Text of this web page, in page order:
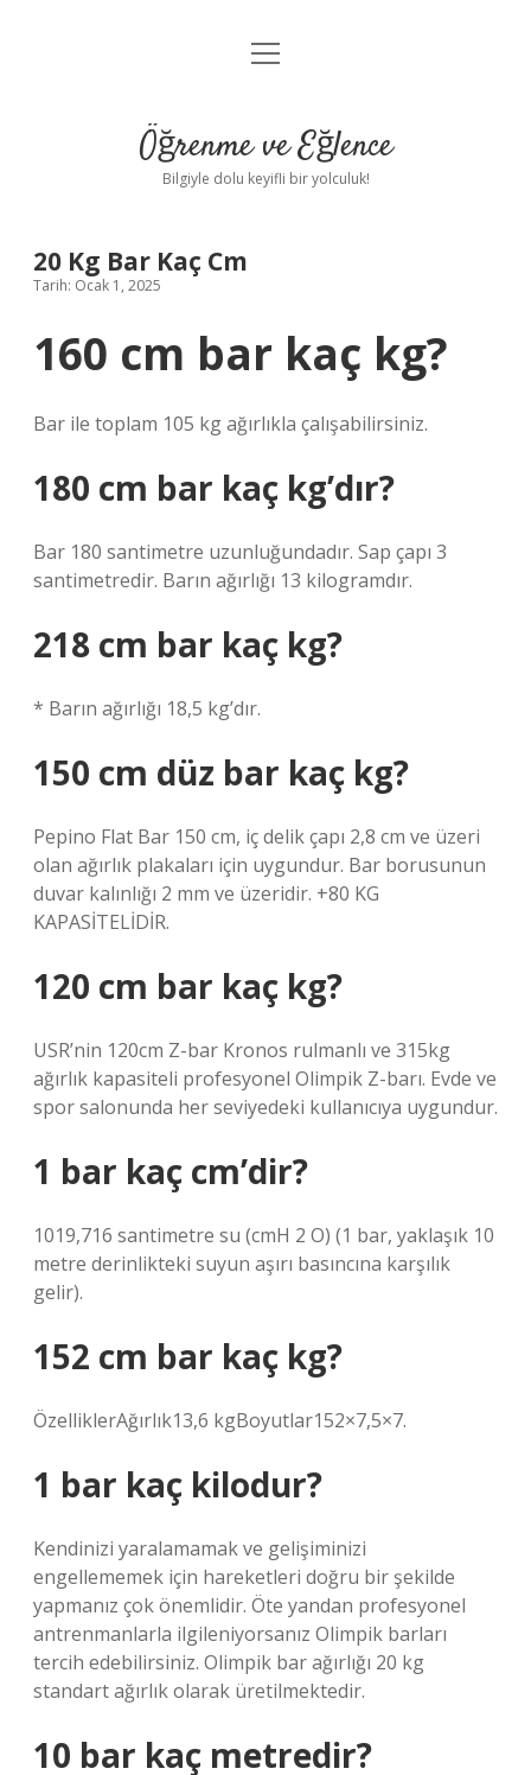
Anasayfa
Yasal Uyarı
menüyü
Öğrenme ve Eğlence
Bilgiyle dolu keyifli bir yolculuk!
20 Kg Bar Kaç Cm
Tarih: Ocak 1, 2025
160 cm bar kaç kg?
Bar ile toplam 105 kg ağırlıkla çalışabilirsiniz.
180 cm bar kaç kg’dır?
Bar 180 santimetre uzunluğundadır. Sap çapı 3
santimetredir. Barın ağırlığı 13 kilogramdır.
218 cm bar kaç kg?
* Barın ağırlığı 18,5 kg’dır.
150 cm düz bar kaç kg?
Pepino Flat Bar 150 cm, iç delik çapı 2,8 cm ve üzeri
olan ağırlık plakaları için uygundur. Bar borusunun
duvar kalınlığı 2 mm ve üzeridir. +80 KG
KAPASİTELİDİR.
120 cm bar kaç kg?
USR’nin 120cm Z-bar Kronos rulmanlı ve 315kg
ağırlık kapasiteli profesyonel Olimpik Z-barı. Evde ve
spor salonunda her seviyedeki kullanıcıya uygundur.
1 bar kaç cm’dir?
1019,716 santimetre su (cmH 2 O) (1 bar, yaklaşık 10
metre derinlikteki suyun aşırı basıncına karşılık
gelir).
152 cm bar kaç kg?
ÖzelliklerAğırlık13,6 kgBoyutlar152×7,5×7.
1 bar kaç kilodur?
Kendinizi yaralamamak ve gelişiminizi
engellememek için hareketleri doğru bir şekilde
yapmanız çok önemlidir. Öte yandan profesyonel
antrenmanlarla ilgileniyorsanız Olimpik barları
tercih edebilirsiniz. Olimpik bar ağırlığı 20 kg
standart ağırlık olarak üretilmektedir.
10 bar kaç metredir?